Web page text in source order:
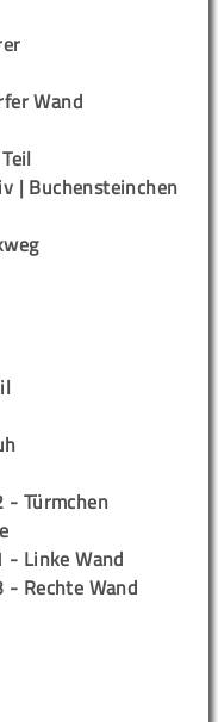
Wand
| Buchensteinchen
- Türmchen
- Linke Wand
- Rechte Wand